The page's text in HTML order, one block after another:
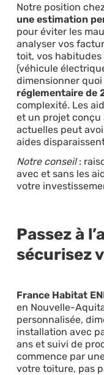
Notre position
une estimation
pour éviter les
analyser vos
toit, vos
(véhicule
dimensionner
réglementaire de
complexité. Les
et un projet conçu
actuelles peut
aides
Notre conseil:
avec et sans les
votre
Passez à
sécurisez
France Habitat
en Nouvelle-
personnalisée,
installation avec
ans et suivi de
commence par
votre toiture, pas